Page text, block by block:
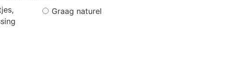
Graag naturel